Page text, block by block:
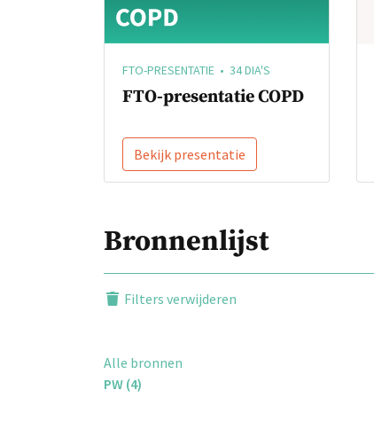
FTO-PRESENTATIE • 34 DIA'S
FTO-presentatie COPD
Bekijk presentatie
Bronnenlijst
Filters verwijderen
Alle bronnen
PW (4)